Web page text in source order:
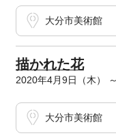
大分市美術館
描かれた花
2020年4月9日（木）
大分市美術館